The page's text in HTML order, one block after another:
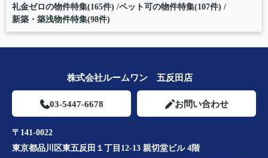
礼金ゼロの物件特集(165件) ペット可の物件特集(107件)
新築・築浅物件特集(98件)
株式会社ルームワン 五反田店
03-5447-6678 お問い合わせ
〒141-0022
東京都品川区東五反田１丁目12-13 親切堂ビル 4階